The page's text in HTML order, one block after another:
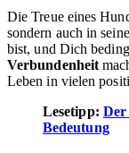
Die Treue eines
sondern auch in
bist, und Dich
Verbundenheit
Leben in vielen
Lesetipp: Der
Bedeutung